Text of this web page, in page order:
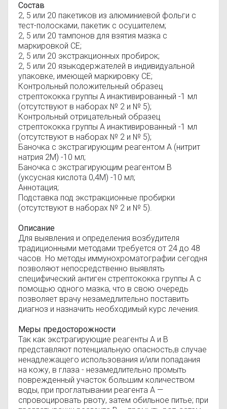
Состав
2, 5 или 20 пакетиков из алюминиевой фольги с
тест-полосками, пакетик с осушителем;
2, 5 или 20 тампонов для взятия мазка с
маркировкой СЕ;
2, 5 или 20 экстракционных пробирок;
2, 5 или 20 языкодержателей в индивидуальной
упаковке, имеющей маркировку СЕ;
Контрольный положительный образец
стрептококка группы А инактивированный -1 мл
(отсутствуют в наборах № 2 и № 5);
Контрольный отрицательный образец
стрептококка группы А инактивированный -1 мл
(отсутствуют в наборах № 2 и № 5);
Баночка с экстрагирующим реагентом А (нитрит
натрия 2М) -10 мл;
Баночка с экстрагирующим реагентом В
(уксусная кислота 0,4М) -10 мл;
Аннотация;
Подставка под экстракционные пробирки
(отсутствуют в наборах № 2 и № 5).
Описание
Для выявления и определения возбудителя
традиционными методами требуется от 24 до 48
часов. Но методы иммунохроматографии сегодня
позволяют непосредственно выявлять
специфический антиген стрептококка группы А с
помощью одного мазка, что в свою очередь
позволяет врачу незамедлительно поставить
диагноз и назначить необходимый курс лечения.
Меры предосторожности
Так как экстрагирующие реагенты А и В
представляют потенциальную опасность,в случае
ненадлежащего использования и/или попадания
на кожу, в глаза - незамедлительно промыть
поврежденный участок большим количеством
воды, при проглатывании реагента А —
спровоцировать рвоту, затем обильное питье; при